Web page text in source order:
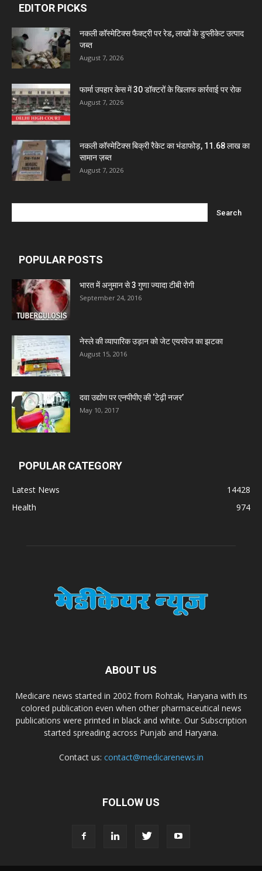
Invision Pharma Limited
Ben Pharmaceuticals
Marxx Pharma
Mcneil & Argus Pharmaceuticals Limited
Nitin Lifesciences Ltd.
Wamika Pharmaceuticals Pvt. Ltd.
Leeford Healthcare Ltd
Admac Group Companies
Zumentes Healthcare
Digital Vision
A.S. Pharmaceuticals
Dr. Madhukar Pharmaceuticals (P) Ltd
Domagk Smith Labs Pvt Ltd
Diya Healthcare Private Limited
Divine Savior Pvt Ltd
EDITOR PICKS
नकली कॉस्मेटिक्स फैक्ट्री पर रेड, लाखों के डुप्लीकेट उत्पाद
जब्त
August 7, 2026
फार्मा उपहार केस में 30 डॉक्टरों के खिलाफ कार्रवाई पर रोक
August 7, 2026
नकली कॉस्मेटिक्स बिक्री रैकेट का भंडाफोड़, 11.68 लाख का
सामान ज़ब्त
August 7, 2026
POPULAR POSTS
भारत में अनुमान से 3 गुणा ज्यादा टीबी रोगी
September 24, 2016
नेस्ले की व्यापारिक उड़ान को जेट एयरवेज का झटका
August 15, 2016
दवा उद्योग पर एनपीपीए की ‘टेढ़ी नजर’
May 10, 2017
POPULAR CATEGORY
Latest News
14428
Health
974
ABOUT US
Medicare news started in 2002 from Rohtak, Haryana with its
colored publication even when other pharmaceutical news
publications were printed in black and white. Our Subscription
started spreading across Punjab and Haryana.
Contact us: contact@medicarenews.in
FOLLOW US